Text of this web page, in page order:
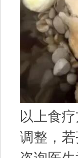
以上食
调整，